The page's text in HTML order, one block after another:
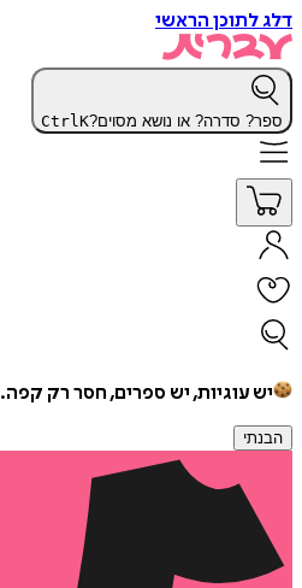
דלג לתוכן הראשי
ספר? סדרה? או נושא מסוים? CtrlK
יש עוגיות, יש ספרים, חסר רק קפה.
הבנתי